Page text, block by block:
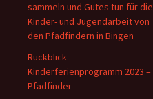
sammeln und Gutes tun für die
Kinder- und Jugendarbeit von
den Pfadfindern in Bingen
Rückblick
Kinderferienprogramm 2023 –
Pfadfinder